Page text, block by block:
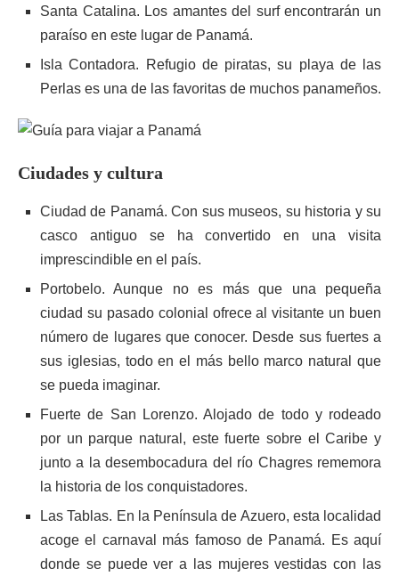
Santa Catalina. Los amantes del surf encontrarán un
paraíso en este lugar de Panamá.
Isla Contadora. Refugio de piratas, su playa de las
Perlas es una de las favoritas de muchos panameños.
Ciudades y cultura
Ciudad de Panamá. Con sus museos, su historia y su
casco antiguo se ha convertido en una visita
imprescindible en el país.
Portobelo. Aunque no es más que una pequeña
ciudad su pasado colonial ofrece al visitante un buen
número de lugares que conocer. Desde sus fuertes a
sus iglesias, todo en el más bello marco natural que
se pueda imaginar.
Fuerte de San Lorenzo. Alojado de todo y rodeado
por un parque natural, este fuerte sobre el Caribe y
junto a la desembocadura del río Chagres rememora
la historia de los conquistadores.
Las Tablas. En la Península de Azuero, esta localidad
acoge el carnaval más famoso de Panamá. Es aquí
donde se puede ver a las mujeres vestidas con las